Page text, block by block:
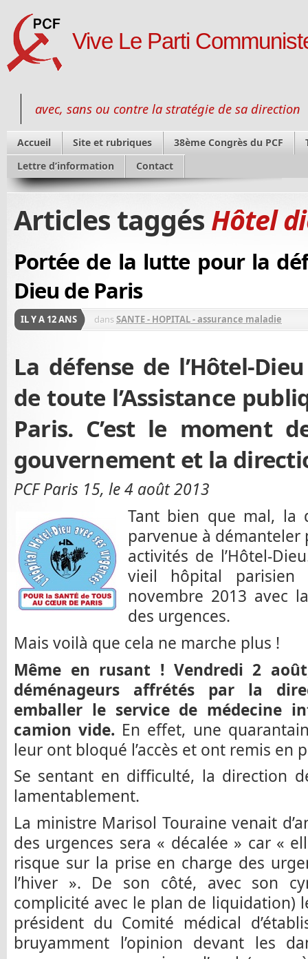
Vive Le Parti
avec, sans ou contre la stratégie de sa direction
Accueil Site et rubriques 38ème Congrès du PCF
Lettre d’information
Contact
Articles taggés Hôtel
Portée de la lutte pour la
Dieu de Paris
IL Y A 12 ANS dansSANTE - HOPITAL - assurance maladie
La défense de l’Hôtel-
de toute l’Assistance
Paris. C’est le moment
gouvernement et la
PCF Paris 15, le 4 août 2013
Tant bien que mal, la
parvenue à démanteler
activités de l’Hôtel-
vieil hôpital
novembre 2013 avec
des urgences.
Mais voilà que cela ne marche plus !
Même en rusant ! Vendredi 2
déménageurs affrétés par la
emballer le service de médecine
camion vide. En effet, une
leur ont bloqué l’accès et ont remis en
Se sentant en difficulté, la direction de
lamentablement.
La ministre Marisol Touraine venait
des urgences sera « décalée » car «
risque sur la prise en charge des
l’hiver ». De son côté, avec son
complicité avec le plan de liquidation)
président du Comité médical
bruyamment l’opinion devant les